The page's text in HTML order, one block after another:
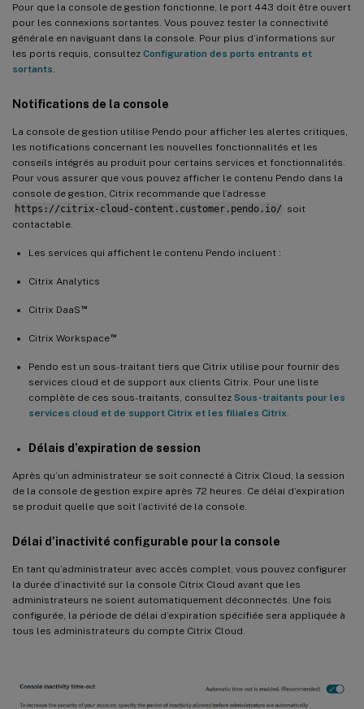
Pour que la console de gestion fonctionne, le port 443 doit être ouvert
pour les connexions sortantes. Vous pouvez tester la connectivité
générale en naviguant dans la console. Pour plus d’informations sur
les ports requis, consultez Configuration des ports entrants et
sortants
Notifications de la console
La console de gestion utilise Pendo pour afficher les alertes critiques,
les notifications concernant les nouvelles fonctionnalités et les
conseils intégrés au produit pour certains services et fonctionnalités.
Pour vous assurer que vous pouvez afficher le contenu Pendo dans la
console de gestion, Citrix recommande que l’adresse
https://citrix-cloud-content.customer.pendo.io/ soit
contactable.
Les services qui affichent le contenu Pendo incluent :
Citrix Analytics
Citrix DaaS ™
Citrix Workspace™
Pendo est un sous-traitant tiers que Citrix utilise pour fournir des
services cloud et de support aux clients Citrix. Pour une liste
complète de ces sous-traitants, consultez Sous-traitants pour les
services cloud et de support Citrix et les filiales Citrix
Délais d’expiration de session
Après qu’un administrateur se soit connecté à Citrix Cloud, la session
de la console de gestion expire après 72 heures. Ce délai d’expiration
se produit quelle que soit l’activité de la console.
Délai d’inactivité configurable pour la console
En tant qu’administrateur avec accès complet, vous pouvez configurer
la durée d’inactivité sur la console Citrix Cloud avant que les
administrateurs ne soient automatiquement déconnectés. Une fois
configurée, la période de délai d’expiration spécifiée sera appliquée à
tous les administrateurs du compte Citrix Cloud.